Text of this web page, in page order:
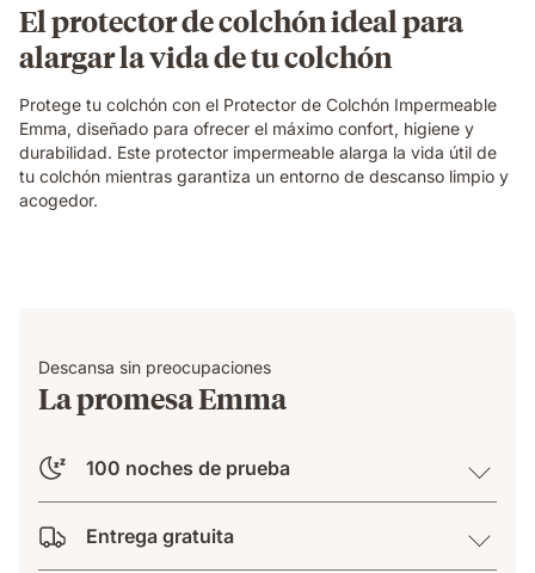
El protector de colchón ideal para
alargar la vida de tu colchón
Protege tu colchón con el Protector de Colchón Impermeable
Emma, diseñado para ofrecer el máximo confort, higiene y
durabilidad. Este protector impermeable alarga la vida útil de
tu colchón mientras garantiza un entorno de descanso limpio y
acogedor.
Descansa sin preocupaciones
La promesa Emma
100 noches de prueba
Entrega gratuita